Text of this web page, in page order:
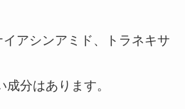
アシンアミド、トラネキサ
分はあります。